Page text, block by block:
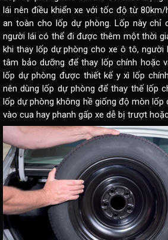
lái nên điều khiển xe với tốc độ từ
an toàn cho lốp dự phòng. Lốp này chỉ
người lái có thể đi được thêm một thời
khi thay lốp dự phòng cho xe ô tô, người
tâm bảo dưỡng để thay lốp chính hoặc
lốp dự phòng được thiết kế y xì lốp
nên dùng lốp dự phòng để thay thế lốp
lốp dự phòng không hề giống độ mòn lốp
vào cua hay phanh gấp xe dễ bị trượt